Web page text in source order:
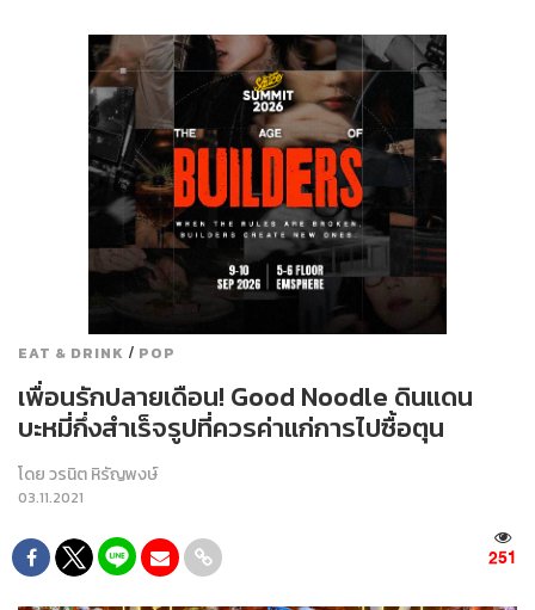
EAT & DRINK / POP
เพื่อนรักปลายเดือน! Good Noodle ดินแดน
บะหมี่กึ่งสำเร็จรูปที่ควรค่าแก่การไปซื้อตุน
โดยวรนิต หิรัญพงษ์
03.11.2021
251